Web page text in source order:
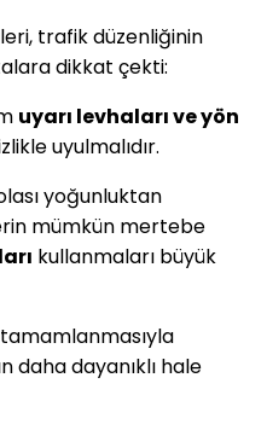
trafik düzenliğinin
dikkat çekti:
uyarı levhaları ve yön
uyulmalıdır.
yoğunluktan
mümkün mertebe
kullanmaları büyük
tamamlanmasıyla
daha dayanıklı hale